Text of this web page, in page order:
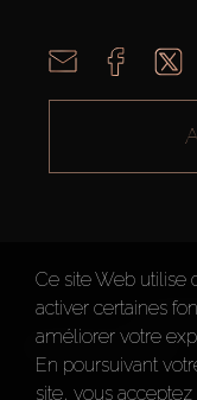
AX
Conditions d'utilisation
Ce site Web utilise
activer certaines
améliorer votre
En poursuivant
site, vous